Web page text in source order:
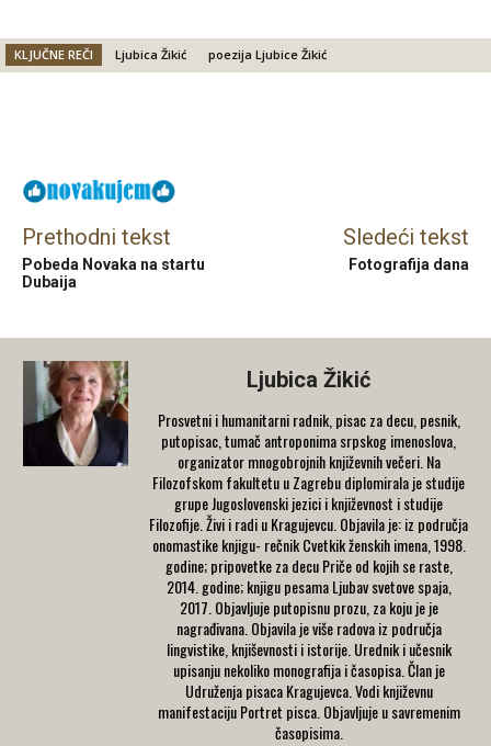
KLJUČNE REČI Ljubica Žikić poezija Ljubice Žikić
Prethodni tekst
Pobeda Novaka na startu
Dubaija
Sledeći tekst
Fotografija dana
Ljubica Žikić
Prosvetni i humanitarni radnik, pisac za decu, pesnik,
putopisac, tumač antroponima srpskog imenoslova,
organizator mnogobrojnih književnih večeri. Na
Filozofskom fakultetu u Zagrebu diplomirala je studije
grupe Jugoslovenski jezici i književnost i studije
Filozofije. Živi i radi u Kragujevcu. Objavila je: iz područja
onomastike knjigu- rečnik Cvetkik ženskih imena, 1998.
godine; pripovetke za decu Priče od kojih se raste,
2014. godine; knjigu pesama Ljubav svetove spaja,
2017. Objavljuje putopisnu prozu, za koju je je
nagrađivana. Objavila je više radova iz područja
lingvistike, knjiševnosti i istorije. Urednik i učesnik
upisanju nekoliko monografija i časopisa. Član je
Udruženja pisaca Kragujevca. Vodi književnu
manifestaciju Portret pisca. Objavljuje u savremenim
časopisima.